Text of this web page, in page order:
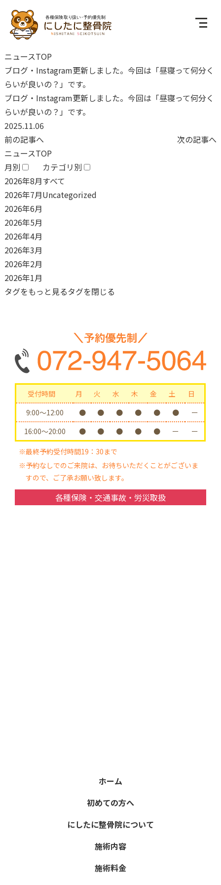
ニュースTOP
ブログ・Instagram更新しました。今回は「昼寝って何分く
らいが良いの？」です。
ブログ・Instagram更新しました。今回は「昼寝って何分く
らいが良いの？」です。
2025.11.06
前の記事へ
次の記事へ
ニュースTOP
月別
2026年8月
2026年7月
2026年6月
2026年5月
2026年4月
2026年3月
2026年2月
2026年1月
カテゴリ別
すべて
Uncategorized
タグをもっと見るタグを閉じる
受付時間 月 火 水 木 金 土
日
9:00〜12:00
● ● ● ● ● ●
ー
16:00〜20:00
● ● ● ● ● ー ー
※最終予約受付時間19：30まで
※予約なしでのご来院は、お待ちいただくことがございま
すので、ご了承お願い致します。
各種保険・交通事故・労災取扱
ホーム
初めての方へ
にしたに整骨院について
施術内容
施術料金